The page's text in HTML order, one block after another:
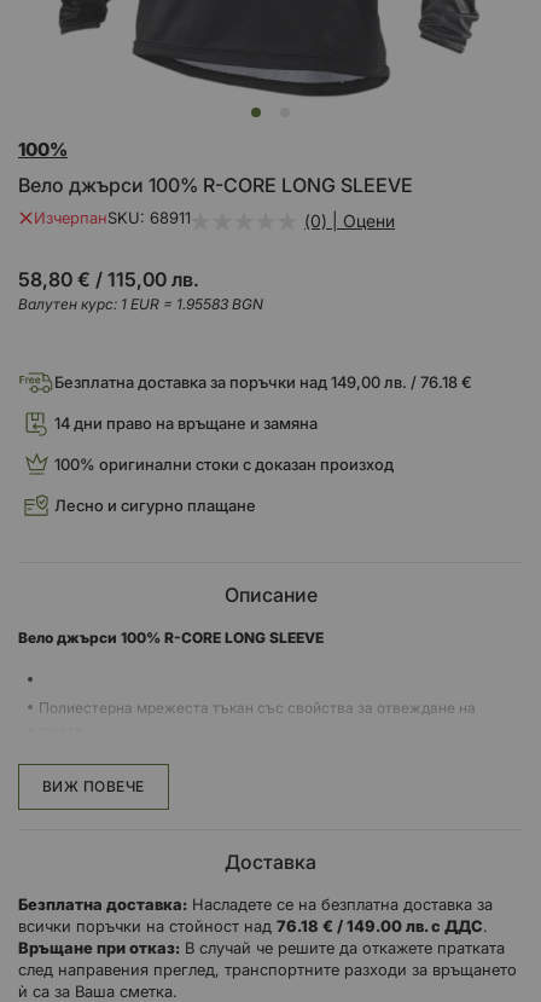
към
на
галерия
Вело джърси 100% R-CORE LONG SLEEVE
100%
ИзчерпанSKU 68911 (0) | Оцени
58,80 € / 115,00 лв.
Валутен курс: 1 EUR = 1.95583 BGN
Безплатна доставка за поръчки над 149,00 лв. / 76.18 €
14 дни право на връщане и замяна
100% оригинални стоки с доказан произход
Лесно и сигурно плащане
Описание
Вело джърси 100% R-CORE LONG SLEEVE
Полиестерна мрежеста тъкан със свойства за отвеждане на
Светлоотразително лого на гърба за по-добра видимост
ВИЖ ПОВЕЧЕ
Доставка
Безплатна доставка: Насладете се на безплатна доставка за
всички поръчки на стойност над 76.18 € / 149.00 лв. с ДДС.
Връщане при отказ: В случай че решите да откажете пратката
след направения преглед, транспортните разходи за връщането
ѝ са за Ваша сметка.